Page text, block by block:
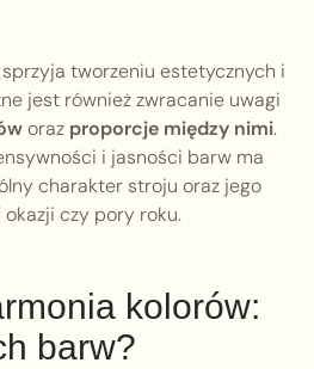
tworzeniu estetycznych i
jest również zwracanie uwagi
oraz proporcje między nimi.
i jasności barw ma
charakter stroju oraz jego
czy pory roku.
kolorów:
barw?